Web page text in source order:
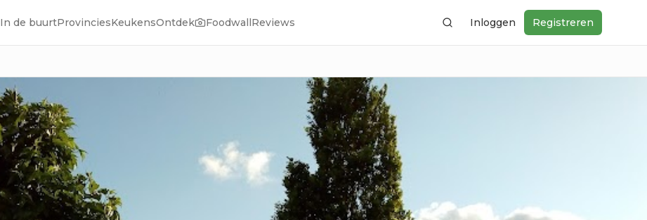
In de buurtProvinciesKeukensOntdek FoodwallReviews ZoekenInloggen Registreren